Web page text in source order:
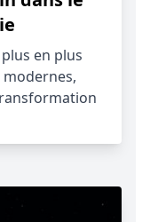
en plus